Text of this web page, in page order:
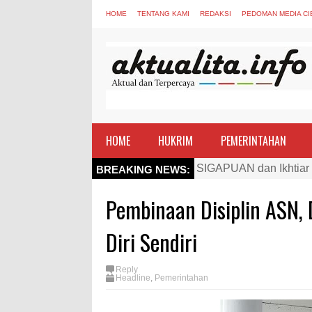
HOME TENTANG KAMI REDAKSI PEDOMAN MEDIA
HOME HUKRIM PEMERINTAHAN
BREAKING NEWS:
Kapolres Bima Beri
Staf Ahli Tekankan
Perkuat Soliditas-
Nobar Piala Dunia
Pembinaan Disiplin
Diri Sendiri
Reply
Headline, Pemerintahan